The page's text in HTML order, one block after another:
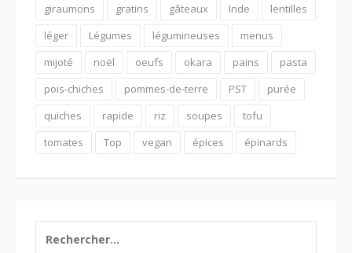
giraumons
gratins gâteaux Inde
lentilles
léger
Légumes légumineuses
menus
mijoté
noël oeufs okara pains
pasta
pois-chiches
pommes-de-terre PST
purée
quiches
rapide riz soupes
tofu
tomates
Top vegan épices épinards